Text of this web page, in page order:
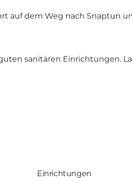
auf dem Weg nach Snaptun
sanitären Einrichtungen.
Einrichtungen